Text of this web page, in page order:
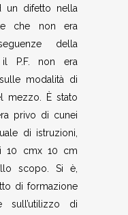
un difetto nella
che non era
della
il P.F. non era
modalità di
mezzo. È stato
privo di cunei
di istruzioni,
10 cmx 10 cm
scopo. Si è,
di formazione
sull’utilizzo di